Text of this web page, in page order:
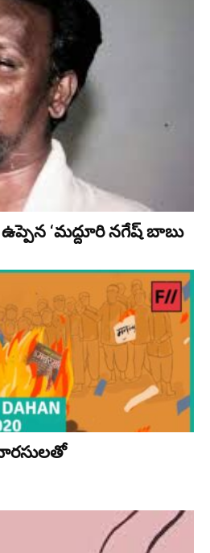
‘మద్దూరి నగేష్ బాబు